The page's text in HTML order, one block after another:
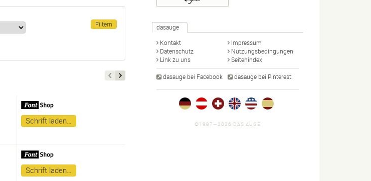
Schrift laden…
Schrift laden…
dasauge
Kontakt
Impressum
Datenschutz
Nutzungsbedingungen
Link zu uns
Seitenindex
dasauge bei Facebook dasauge bei Pinterest
©1997—2026 DAS AUGE